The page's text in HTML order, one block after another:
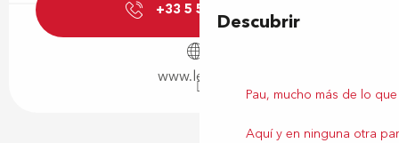
Descubrir
Pau, mucho más de lo
Aquí y en ninguna otra
+33 5 59 81 57
www.lescar.fr